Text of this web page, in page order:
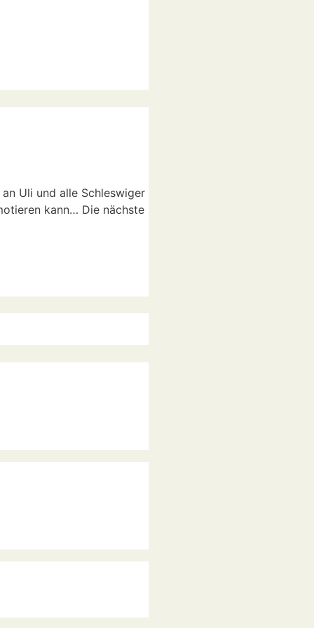
Uli und alle Schleswiger
kann… Die nächste